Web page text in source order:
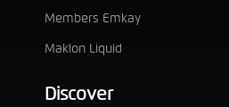
Members Emkay
Maklon Liquid
Discover